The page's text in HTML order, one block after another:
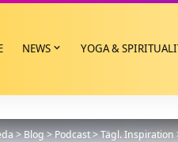
NEWS YOGA &
>Blog>Podcast>Tägl. Inspiration